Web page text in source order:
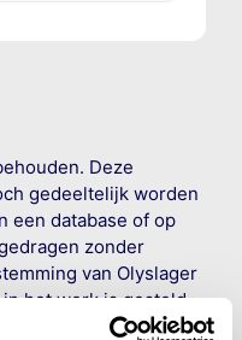
Deze
gedeeltelijk worden
een database of op
zonder
van Olyslager
in het werk is gesteld
zo accuraat